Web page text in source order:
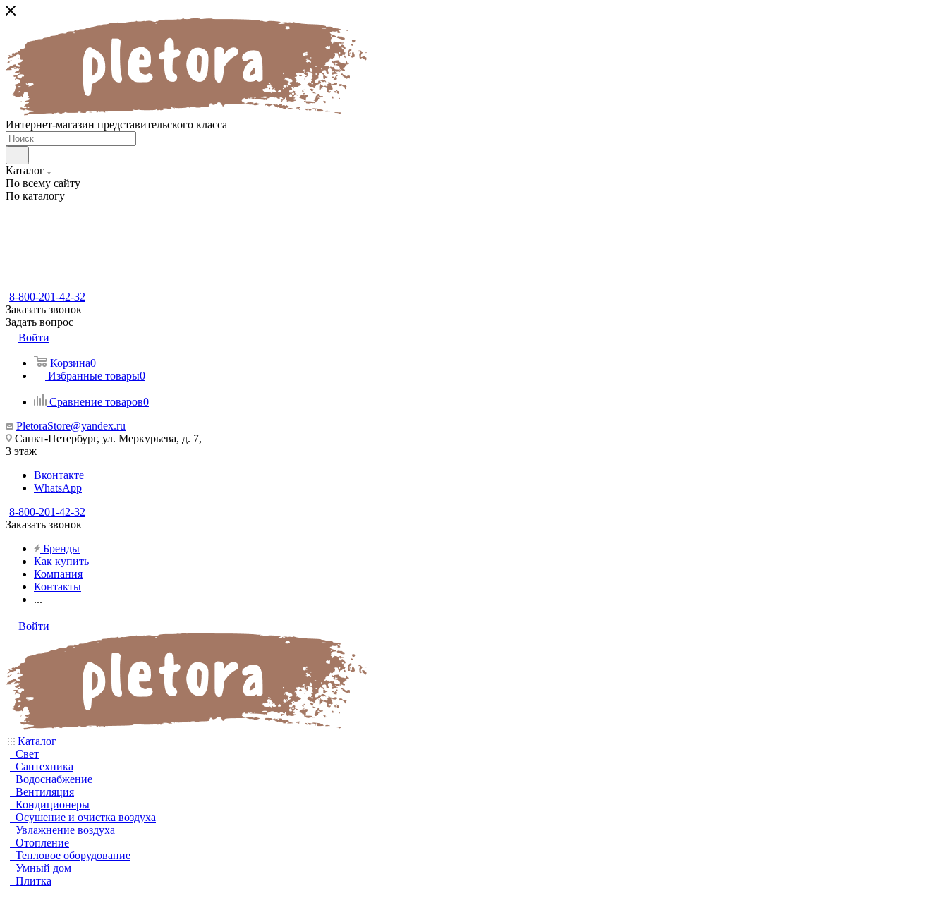
Интернет-магазин представительского класса
Каталог
По всему сайту
По каталогу
8-800-201-42-32
Заказать звонок
Задать вопрос
Войти
Корзина0
Избранные товары0
Сравнение товаров0
PletoraStore@yandex.ru
Санкт-Петербург, ул. Меркурьева, д. 7,
3 этаж
Вконтакте
WhatsApp
8-800-201-42-32
Заказать звонок
Бренды
Как купить
Компания
Контакты
...
Войти
Каталог
Свет
Сантехника
Водоснабжение
Вентиляция
Кондиционеры
Осушение и очистка воздуха
Увлажнение воздуха
Отопление
Тепловое оборудование
Умный дом
Плитка